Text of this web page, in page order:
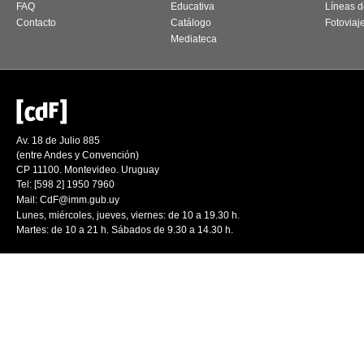
FAQ
Contacto
Educativa
Catálogo
Mediateca
Líneas
Av. 18 de Julio 885
(entre Andes y Convención)
CP 11100. Montevideo. Uruguay
Tel: [598 2] 1950 7960
Mail: CdF@imm.gub.uy
Lunes, miércoles, jueves, viernes: de 10 a 19.30 h.
Martes: de 10 a 21 h. Sábados de 9.30 a 14.30 h.